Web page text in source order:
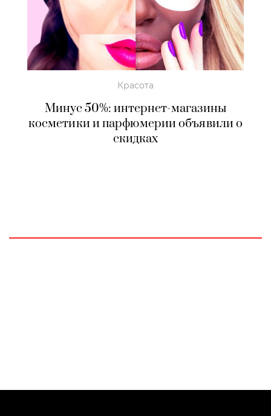
Красота
Минус 50%: интернет-магазины
косметики и парфюмерии объявили о
скидках